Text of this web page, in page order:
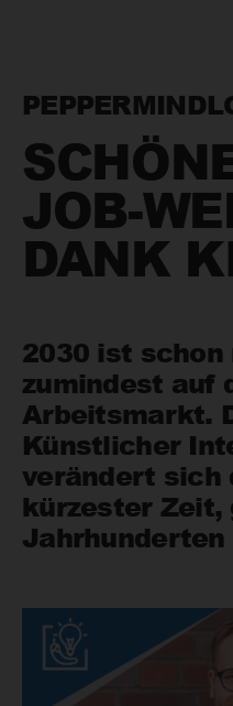
JOB-
DANK
2030 ist schon
zumindest auf
Arbeitsmarkt.
Künstlicher
verändert sich
kürzester
Jahrhunderten